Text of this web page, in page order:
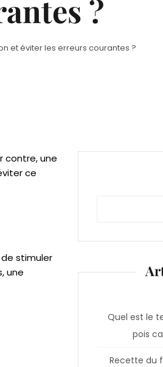
?
et éviter les erreurs courantes ?
contre, une
ce
stimuler
une
Quel est le
pois
Recette du